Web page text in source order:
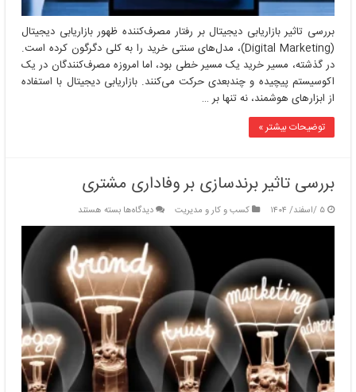
بررسی تاثیر بازاریابی دیجیتال بر رفتار مصرف‌کننده ظهور بازاریابی دیجیتال
(Digital Marketing)، مدل‌های سنتی خرید را به کلی دگرگون کرده است.
در گذشته، مسیر خرید یک مسیر خطی بود، اما امروزه مصرف‌کنندگان در یک
اکوسیستم پیچیده و چندبعدی حرکت می‌کنند. بازاریابی دیجیتال با استفاده
از ابزارهای هوشمند، نه تنها بر …
توضیحات بیشتر »
بررسی تاثیر برندسازی بر وفاداری مشتری
۵ /اسفند/ ۱۴۰۴ کسب و کار و مدیریت دیدگاه‌هابرای
بررسی
تاثیر
برندسازی
بر
وفاداری
مشتری
بسته هستند